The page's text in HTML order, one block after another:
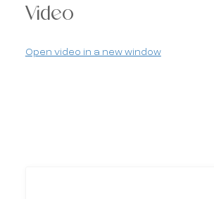
Video
Open video in a new window